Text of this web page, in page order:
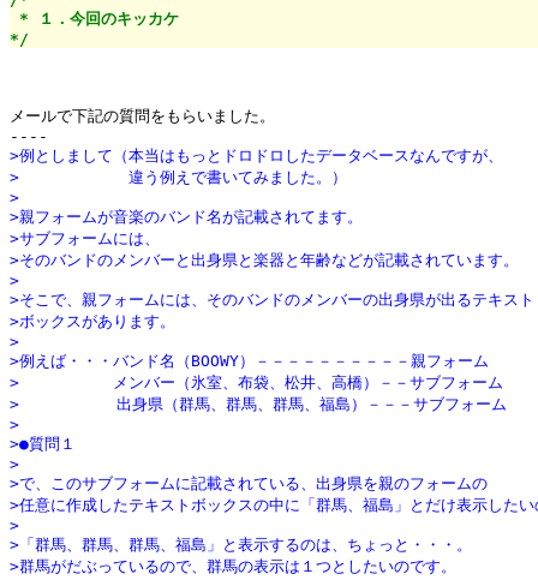
* １．今回のキッカケ
*/
メールで下記の質問をもらいました。
>例としまして（本当はもっとドロドロしたデータベースなんですが、
>　　　　　　　違う例えで書いてみました。）
>
>親フォームが音楽のバンド名が記載されてます。
>サブフォームには、
>そのバンドのメンバーと出身県と楽器と年齢などが記載されています。
>
>そこで、親フォームには、そのバンドのメンバーの出身県が出るテキスト
>ボックスがあります。
>
>例えば・・・バンド名（BOOWY）－－－－－－－－－－親フォーム
>　　　　　　メンバー（氷室、布袋、松井、高橋）－－サブフォーム
>  　　　　　出身県（群馬、群馬、群馬、福島）－－－サブフォーム
>
>●質問１
>
>で、このサブフォームに記載されている、出身県を親のフォームの
>任意に作成したテキストボックスの中に「群馬、福島」とだけ表示した
>
>「群馬、群馬、群馬、福島」と表示するのは、ちょっと・・・。
>群馬がだぶっているので、群馬の表示は１つとしたいのです。